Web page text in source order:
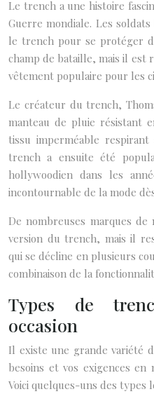
Le trench a une histoire
Guerre mondiale. Les
le trench pour se protéger
champ de bataille, mais il est
vêtement populaire pour les
Le créateur du trench,
manteau de pluie résistant
tissu imperméable respirant
trench a ensuite été
hollywoodien dans les
incontournable de la mode
De nombreuses marques
version du trench, mais il
qui se décline en plusieurs
combinaison de la
Types de
occasion
Il existe une grande variété
besoins et vos exigences
Voici quelques-uns des types